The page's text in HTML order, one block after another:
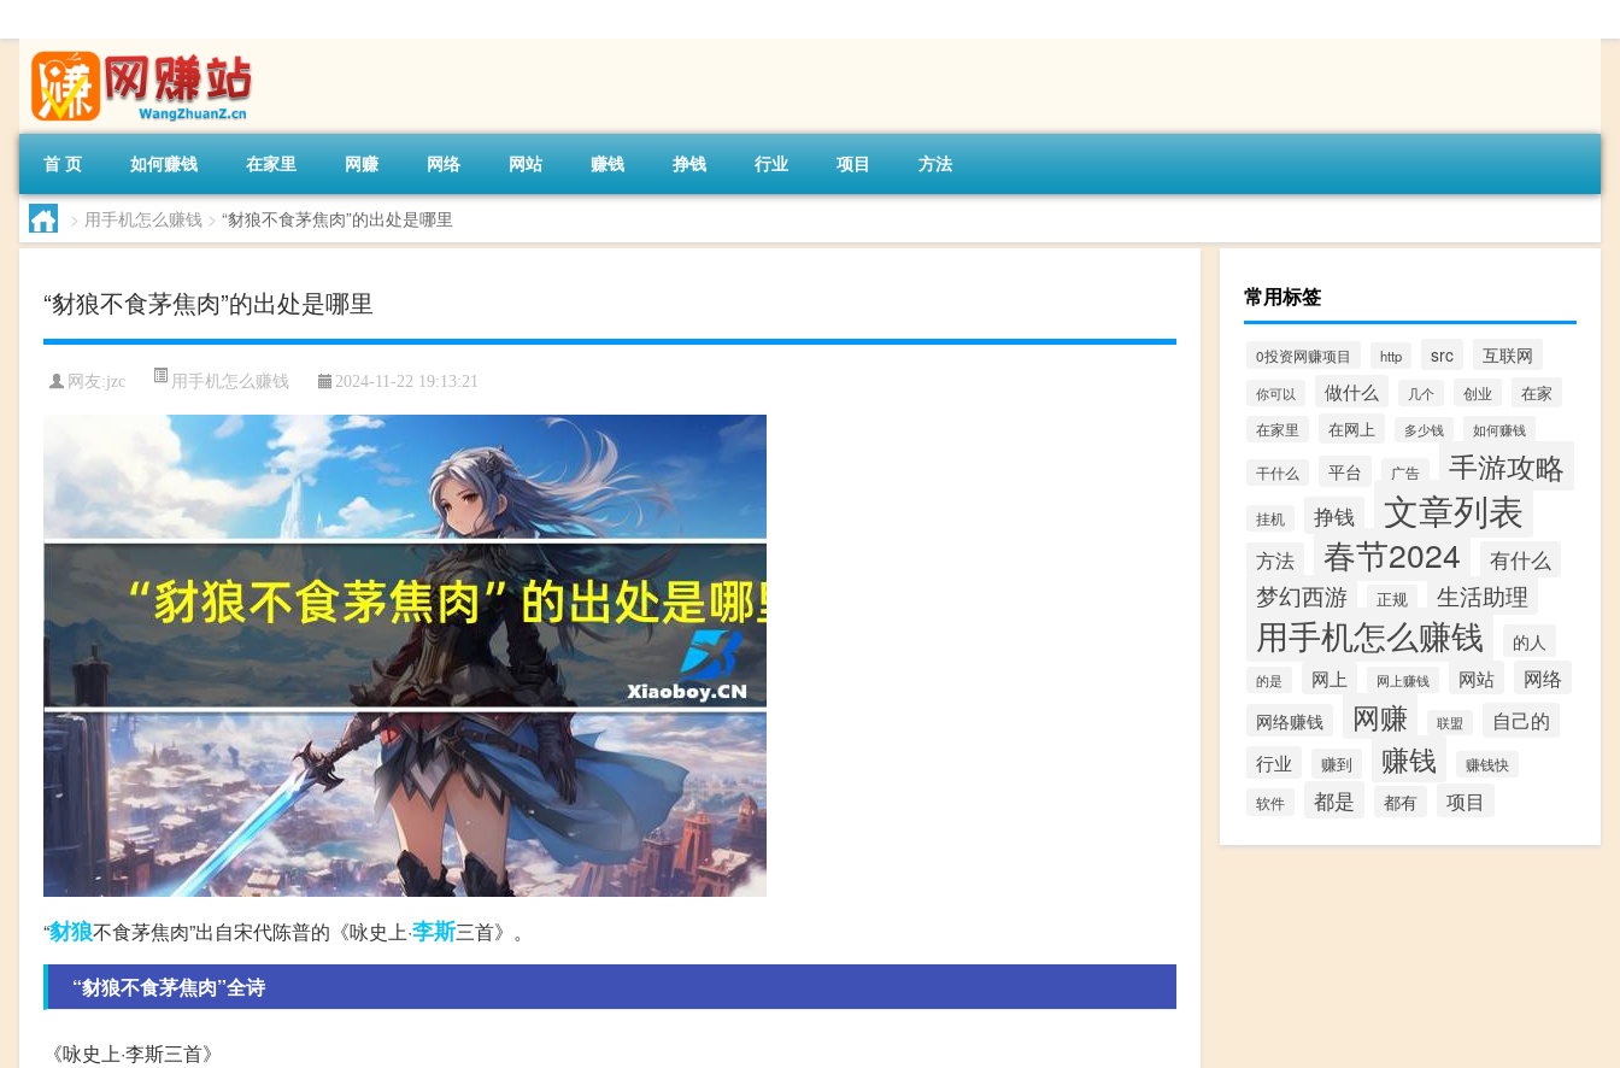
首 页 如何赚钱 在家里 网赚 网络 网站 赚钱 挣钱 行业 项目 方法
> 用手机怎么赚钱 > “豺狼不食茅焦肉”的出处是哪里
“豺狼不食茅焦肉”的出处是哪里
网友:jzc 用手机怎么赚钱 2024-11-22 19:13:21
“豺狼不食茅焦肉”出自宋代陈普的《咏史上·李斯三首》。
“豺狼不食茅焦肉”全诗
《咏史上·李斯三首》
常用标签
0投资网赚项目 http src 互联网
你可以 做什么 几个 创业 在家
在家里 在网上 多少钱 如何赚钱
干什么 平台 广告 手游攻略
挂机 挣钱 文章列表
方法 春节2024 有什么
梦幻西游 正规 生活助理
用手机怎么赚钱 的人
的是 网上 网上赚钱 网站 网络
网络赚钱 网赚 联盟 自己的
行业 赚到 赚钱 赚钱快
软件 都是 都有 项目